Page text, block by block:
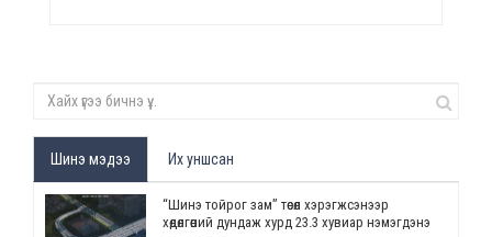
Шинэ мэдээ Их уншсан
“Шинэ тойрог зам” төсөл хэрэгжсэнээр
хөдөлгөөний дундаж хурд 23.3 хувиар нэмэгдэнэ